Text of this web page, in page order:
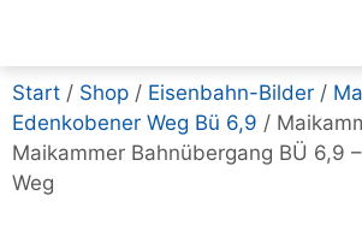
Start / Shop / Eisenbahn-Bilder /
Edenkobener Weg Bü 6,9 /
Maikammer Bahnübergang BÜ 6,9
Weg